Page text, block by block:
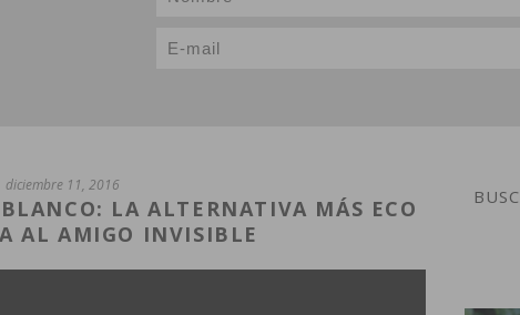
diciembre 11, 2016
LA ALTERNATIVA MÁS ECO
AL AMIGO INVISIBLE